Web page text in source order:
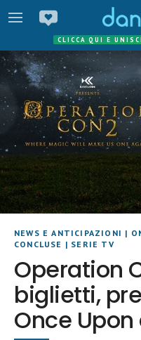
CLICCA QUI E
NEWS E ANTICIPAZIONI |
CONCLUSE | SERIE TV
Operation
biglietti,
Once